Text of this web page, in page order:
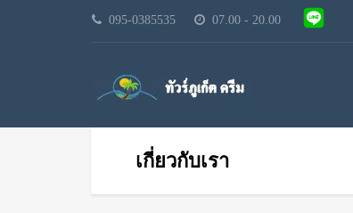
095-0385535 07.00 - 20.00
เกี่ยวกับเรา